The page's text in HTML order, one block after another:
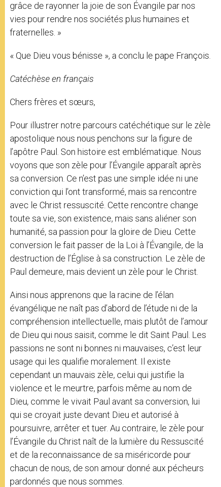
grâce de rayonner la joie de son Évangile par nos
vies pour rendre nos sociétés plus humaines et
fraternelles. »
« Que Dieu vous bénisse », a conclu le pape François.
Catéchèse en français
Chers frères et sœurs,
Pour illustrer notre parcours catéchétique sur le zèle
apostolique nous nous penchons sur la figure de
l’apôtre Paul. Son histoire est emblématique. Nous
voyons que son zèle pour l’Évangile apparaît après
sa conversion. Ce n’est pas une simple idée ni une
conviction qui l’ont transformé, mais sa rencontre
avec le Christ ressuscité. Cette rencontre change
toute sa vie, son existence, mais sans aliéner son
humanité, sa passion pour la gloire de Dieu. Cette
conversion le fait passer de la Loi à l’Évangile, de la
destruction de l’Église à sa construction. Le zèle de
Paul demeure, mais devient un zèle pour le Christ.
Ainsi nous apprenons que la racine de l’élan
évangélique ne naît pas d’abord de l’étude ni de la
compréhension intellectuelle, mais plutôt de l’amour
de Dieu qui nous saisit, comme le dit Saint Paul. Les
passions ne sont ni bonnes ni mauvaises, c’est leur
usage qui les qualifie moralement. Il existe
cependant un mauvais zèle, celui qui justifie la
violence et le meurtre, parfois même au nom de
Dieu, comme le vivait Paul avant sa conversion, lui
qui se croyait juste devant Dieu et autorisé à
poursuivre, arrêter et tuer. Au contraire, le zèle pour
l’Évangile du Christ naît de la lumière du Ressuscité
et de la reconnaissance de sa miséricorde pour
chacun de nous, de son amour donné aux pécheurs
pardonnés que nous sommes.